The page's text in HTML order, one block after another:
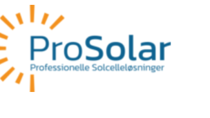
Skip
to
content